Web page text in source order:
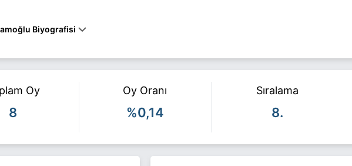
Biyografisi
ile ilgili daha fazla bilgi için
İsmail Haydar İmamoğlu Haberleri sayfamızı ziyaret edin.
Oy
8
Oy Oranı
%0,14
Sıralama
8.